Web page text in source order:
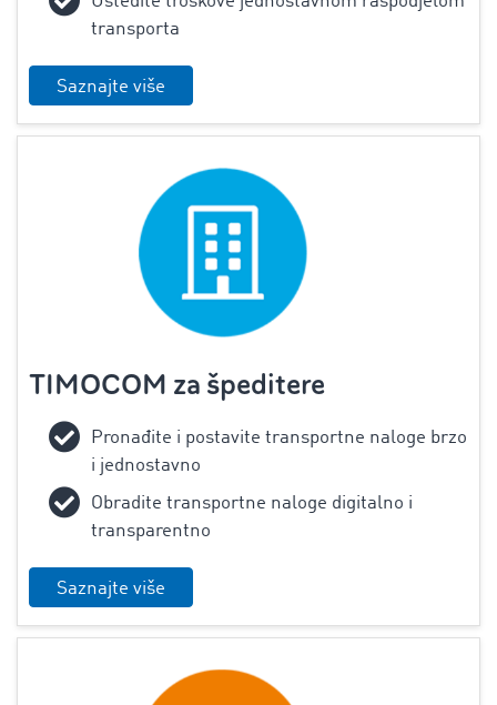
transporta
Saznajte više
TIMOCOM za špeditere
‌Pronađite i postavite transportne naloge brzo
i jednostavno
Obradite transportne naloge digitalno i
transparentno
Saznajte više